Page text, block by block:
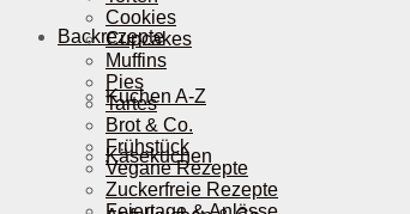
Backrezepte
Kuchen A-Z
Käsekuchen
Cookies
Cupcakes
Muffins
Pies
Tartes
Brot & Co.
Frühstück
Vegane Rezepte
Zuckerfreie Rezepte